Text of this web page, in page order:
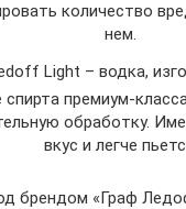
количество
нем.
Light – водка,
спирта премиум-
обработку.
вкус и легче
брендом «Граф